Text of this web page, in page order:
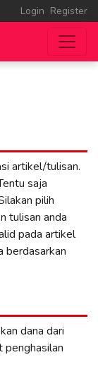
Login Register
artikel/tulisan.
saja
pilih
tulisan anda
pada artikel
berdasarkan
dana dari
penghasilan